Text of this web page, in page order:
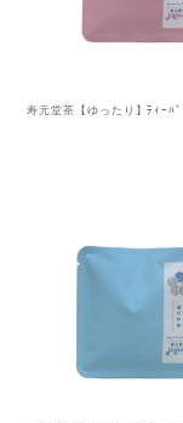
寿元堂茶【ゆったり】ﾃｨｰﾊ